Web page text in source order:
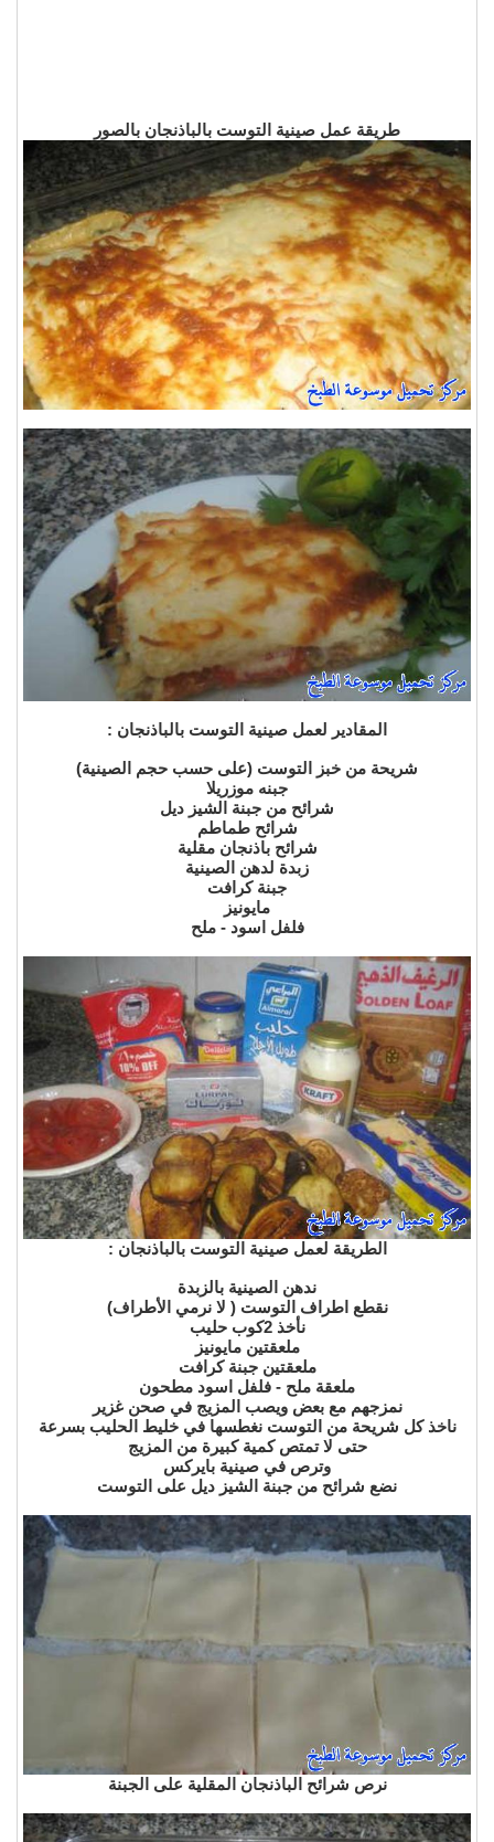
طريقة عمل صينية التوست بالباذنجان بالصور
المقادير لعمل صينية التوست بالباذنجان :
شريحة من خبز التوست (على حسب حجم الصينية)
جبنه موزريلا
شرائح من جبنة الشيز ديل
شرائح طماطم
شرائح باذنجان مقلية
زبدة لدهن الصينية
جبنة كرافت
مايونيز
فلفل اسود - ملح
الطريقة لعمل صينية التوست بالباذنجان :
ندهن الصينية بالزبدة
نقطع اطراف التوست ( لا نرمي الأطراف)
نأخذ 2كوب حليب
ملعقتين مايونيز
ملعقتين جبنة كرافت
ملعقة ملح - فلفل اسود مطحون
نمزجهم مع بعض ويصب المزيج في صحن غزير
ناخذ كل شريحة من التوست نغطسها في خليط الحليب بسرعة
حتى لا تمتص كمية كبيرة من المزيج
وترص في صينية بايركس
نضع شرائح من جبنة الشيز ديل على التوست
نرص شرائح الباذنجان المقلية على الجبنة